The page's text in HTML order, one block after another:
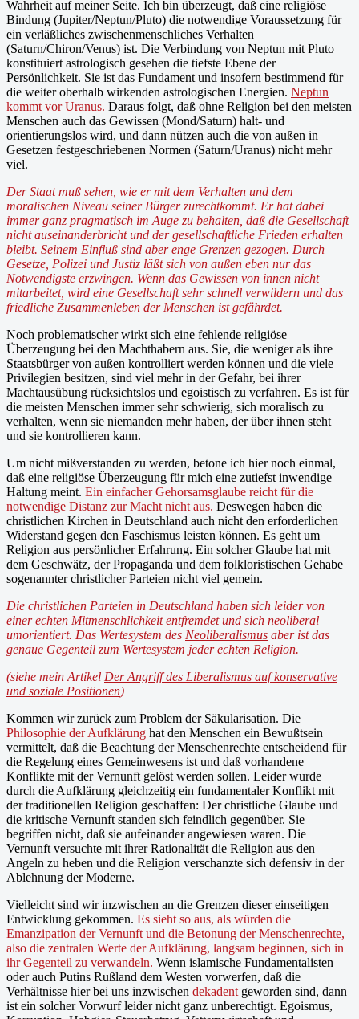
Wahrheit auf meiner Seite. Ich bin überzeugt, daß eine religiöse
Bindung (Jupiter/Neptun/Pluto) die notwendige Voraussetzung für
ein verläßliches zwischenmenschliches Verhalten
(Saturn/Chiron/Venus) ist. Die Verbindung von Neptun mit Pluto
konstituiert astrologisch gesehen die tiefste Ebene der
Persönlichkeit. Sie ist das Fundament und insofern bestimmend für
die weiter oberhalb wirkenden astrologischen Energien. Neptun
kommt vor Uranus. Daraus folgt, daß ohne Religion bei den meisten
Menschen auch das Gewissen (Mond/Saturn) halt- und
orientierungslos wird, und dann nützen auch die von außen in
Gesetzen festgeschriebenen Normen (Saturn/Uranus) nicht mehr
viel.
Der Staat muß sehen, wie er mit dem Verhalten und dem
moralischen Niveau seiner Bürger zurechtkommt. Er hat dabei
immer ganz pragmatisch im Auge zu behalten, daß die Gesellschaft
nicht auseinanderbricht und der gesellschaftliche Frieden erhalten
bleibt. Seinem Einfluß sind aber enge Grenzen gezogen. Durch
Gesetze, Polizei und Justiz läßt sich von außen eben nur das
Notwendigste erzwingen. Wenn das Gewissen von innen nicht
mitarbeitet, wird eine Gesellschaft sehr schnell verwildern und das
friedliche Zusammenleben der Menschen ist gefährdet.
Noch problematischer wirkt sich eine fehlende religiöse
Überzeugung bei den Machthabern aus. Sie, die weniger als ihre
Staatsbürger von außen kontrolliert werden können und die viele
Privilegien besitzen, sind viel mehr in der Gefahr, bei ihrer
Machtausübung rücksichtslos und egoistisch zu verfahren. Es ist für
die meisten Menschen immer sehr schwierig, sich moralisch zu
verhalten, wenn sie niemanden mehr haben, der über ihnen steht
und sie kontrollieren kann.
Um nicht mißverstanden zu werden, betone ich hier noch einmal,
daß eine religiöse Überzeugung für mich eine zutiefst inwendige
Haltung meint. Ein einfacher Gehorsamsglaube reicht für die
notwendige Distanz zur Macht nicht aus. Deswegen haben die
christlichen Kirchen in Deutschland auch nicht den erforderlichen
Widerstand gegen den Faschismus leisten können. Es geht um
Religion aus persönlicher Erfahrung. Ein solcher Glaube hat mit
dem Geschwätz, der Propaganda und dem folkloristischen Gehabe
sogenannter christlicher Parteien nicht viel gemein.
Die christlichen Parteien in Deutschland haben sich leider von
einer echten Mitmenschlichkeit entfremdet und sich neoliberal
umorientiert. Das Wertesystem des Neoliberalismus aber ist das
genaue Gegenteil zum Wertesystem jeder echten Religion.
(siehe mein Artikel Der Angriff des Liberalismus auf konservative
und soziale Positionen)
Kommen wir zurück zum Problem der Säkularisation. Die
Philosophie der Aufklärung hat den Menschen ein Bewußtsein
vermittelt, daß die Beachtung der Menschenrechte entscheidend für
die Regelung eines Gemeinwesens ist und daß vorhandene
Konflikte mit der Vernunft gelöst werden sollen. Leider wurde
durch die Aufklärung gleichzeitig ein fundamentaler Konflikt mit
der traditionellen Religion geschaffen: Der christliche Glaube und
die kritische Vernunft standen sich feindlich gegenüber. Sie
begriffen nicht, daß sie aufeinander angewiesen waren. Die
Vernunft versuchte mit ihrer Rationalität die Religion aus den
Angeln zu heben und die Religion verschanzte sich defensiv in der
Ablehnung der Moderne.
Vielleicht sind wir inzwischen an die Grenzen dieser einseitigen
Entwicklung gekommen. Es sieht so aus, als würden die
Emanzipation der Vernunft und die Betonung der Menschenrechte,
also die zentralen Werte der Aufklärung, langsam beginnen, sich in
ihr Gegenteil zu verwandeln. Wenn islamische Fundamentalisten
oder auch Putins Rußland dem Westen vorwerfen, daß die
Verhältnisse hier bei uns inzwischen dekadent geworden sind, dann
ist ein solcher Vorwurf leider nicht ganz unberechtigt. Egoismus,